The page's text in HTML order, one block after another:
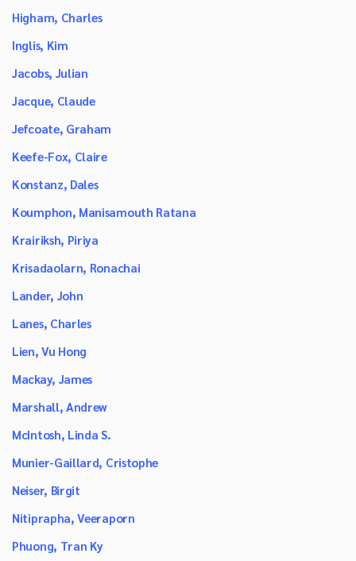
Higham, Charles
Inglis, Kim
Jacobs, Julian
Jacque, Claude
Jefcoate, Graham
Keefe-Fox, Claire
Konstanz, Dales
Koumphon, Manisamouth Ratana
Krairiksh, Piriya
Krisadaolarn, Ronachai
Lander, John
Lanes, Charles
Lien, Vu Hong
Mackay, James
Marshall, Andrew
McIntosh, Linda S.
Munier-Gaillard, Cristophe
Neiser, Birgit
Nitiprapha, Veeraporn
Phuong, Tran Ky